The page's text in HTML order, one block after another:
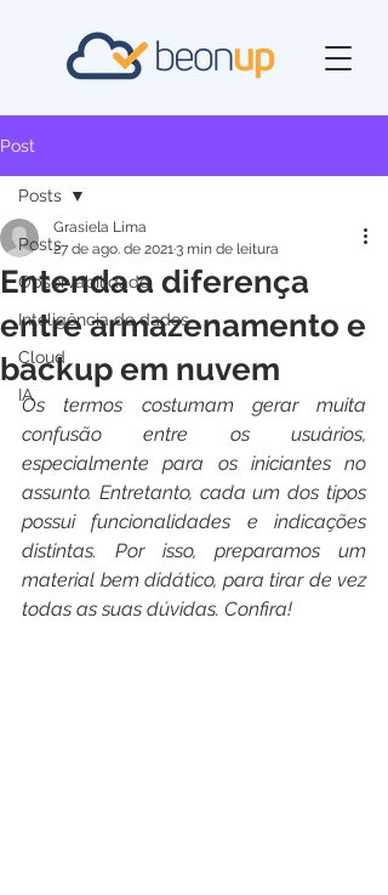
Post
Posts
Observabilidade
Inteligência de dados
Cloud
IA
Posts
Entenda a diferença
entre armazenamento e
backup em nuvem
Grasiela Lima
27 de ago. de 20213 min de leitura
Os termos costumam gerar muita
confusão entre os usuários,
especialmente para os iniciantes no
assunto. Entretanto, cada um dos tipos
possui funcionalidades e indicações
distintas. Por isso, preparamos um
material bem didático, para tirar de vez
todas as suas dúvidas. Confira!